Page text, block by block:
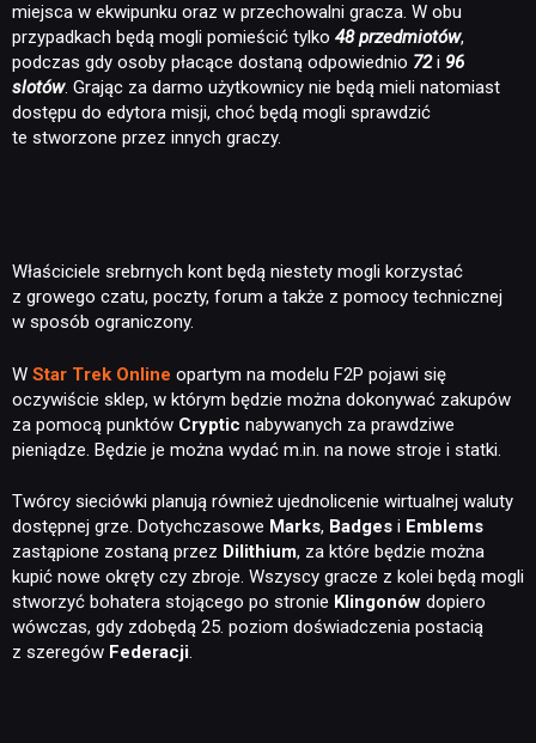
miejsca w ekwipunku oraz w przechowalni gracza. W obu
przypadkach będą mogli pomieścić tylko 48 przedmiotów,
podczas gdy osoby płacące dostaną odpowiednio 72i 96
slotów. Grając za darmo użytkownicy nie będą mieli natomiast
dostępu do edytora misji, choć będą mogli sprawdzić
te stworzone przez innych graczy.
Właściciele srebrnych kont będą niestety mogli korzystać
z growego czatu, poczty, forum a także z pomocy technicznej
w sposób ograniczony.
W Star Trek Online opartym na modelu F2P pojawi się
oczywiście sklep, w którym będzie można dokonywać zakupów
za pomocą punktów Cryptic nabywanych za prawdziwe
pieniądze. Będzie je można wydać m.in. na nowe stroje i statki.
Twórcy sieciówki planują również ujednolicenie wirtualnej waluty
dostępnej grze. Dotychczasowe Marks, Badges i Emblems
zastąpione zostaną przez Dilithium, za które będzie można
kupić nowe okręty czy zbroje. Wszyscy gracze z kolei będą mogli
stworzyć bohatera stojącego po stronie Klingonów dopiero
wówczas, gdy zdobędą 25. poziom doświadczenia postacią
z szeregów Federacji.